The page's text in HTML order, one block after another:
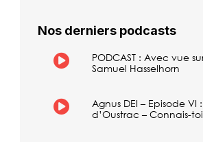
Nos derniers podcasts
PODCAST : Avec vue
Samuel Hasselhorn
Agnus DEI – Episode
d’Oustrac – Connais-